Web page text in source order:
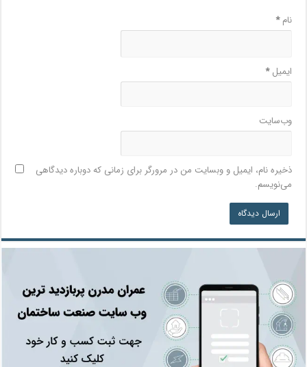
نام*
ایمیل*
وب‌سایت
ذخیره نام، ایمیل و وبسایت من در مرورگر برای زمانی که دوباره دیدگاهی
می‌نویسم.